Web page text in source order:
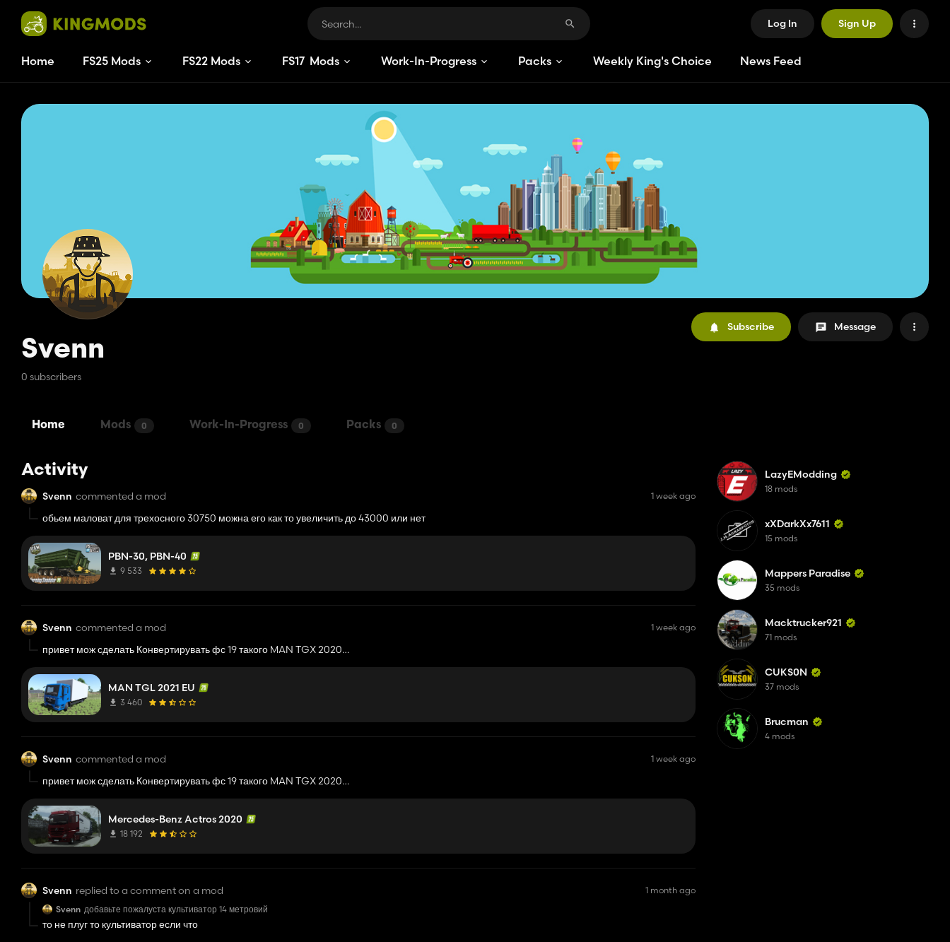
Log In Sign Up
Home FS25 Mods FS22 Mods FS17 Mods Work-In-Progress Packs Weekly King's Choice News Feed
Svenn
0 subscribers
Subscribe Message
Home Mods 0 Work-In-Progress 0 Packs 0
Activity
Svenn commented a mod 1 week ago
обьем маловат для трехосного 30750 можна его как то увеличить до 43000 или нет
PBN-30, PBN-40
9 533
Svenn commented a mod 1 week ago
привет мож сделать Конвертирувать фс 19 такого MAN TGX 2020
MAN TGL 2021 EU
3 460
Svenn commented a mod 1 week ago
привет мож сделать Конвертирувать фс 19 такого MAN TGX 2020
Mercedes-Benz Actros 2020
18 192
Svenn replied to a comment on a mod
1 month ago
Svenn добавьте пожалуста культиватор 14 метровий
то не плуг то культиватор если что
LazyEModding
18 mods
xXDarkXx7611
15 mods
Mappers Paradise
35 mods
Macktrucker921
71 mods
CUKS0N
37 mods
Brucman
4 mods